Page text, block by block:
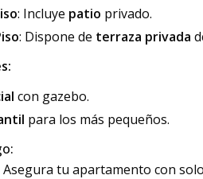
: Incluye patio privado.
: Dispone de terraza privada
con gazebo.
para los más pequeños.
Asegura tu apartamento con solo